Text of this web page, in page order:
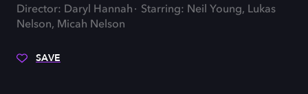
Director: Daryl Hannah
Starring: Neil Young, Lukas
Nelson, Micah Nelson
SAVE